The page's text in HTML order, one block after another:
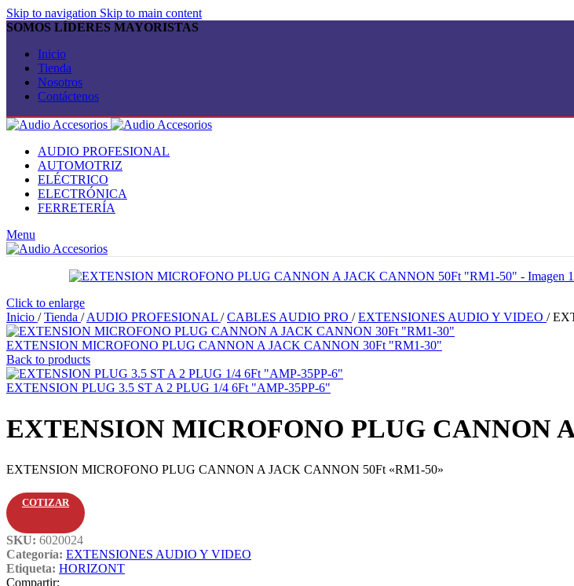
Skip to navigation Skip to main content
SOMOS LÍDERES MAYORISTAS
Inicio
Tienda
Nosotros
Contáctenos
AUDIO PROFESIONAL
AUTOMOTRIZ
ELÉCTRICO
ELECTRÓNICA
FERRETERÍA
Menu
Click to enlarge
Inicio / Tienda / AUDIO PROFESIONAL / CABLES AUDIO PRO / EXTENSIONES AUDIO Y VIDEO /
EXTENSION MICROFONO PLUG CANNON A JACK CANNON 30Ft "RM1-30"
Back to products
EXTENSION PLUG 3.5 ST A 2 PLUG 1/4 6Ft "AMP-35PP-6"
EXTENSION MICROFONO PLUG CANNON
EXTENSION MICROFONO PLUG CANNON A JACK CANNON 50Ft «RM1-50»
COTIZAR
SKU: 6020024
Categoría: EXTENSIONES AUDIO Y VIDEO
Etiqueta: HORIZONT
Compartir: